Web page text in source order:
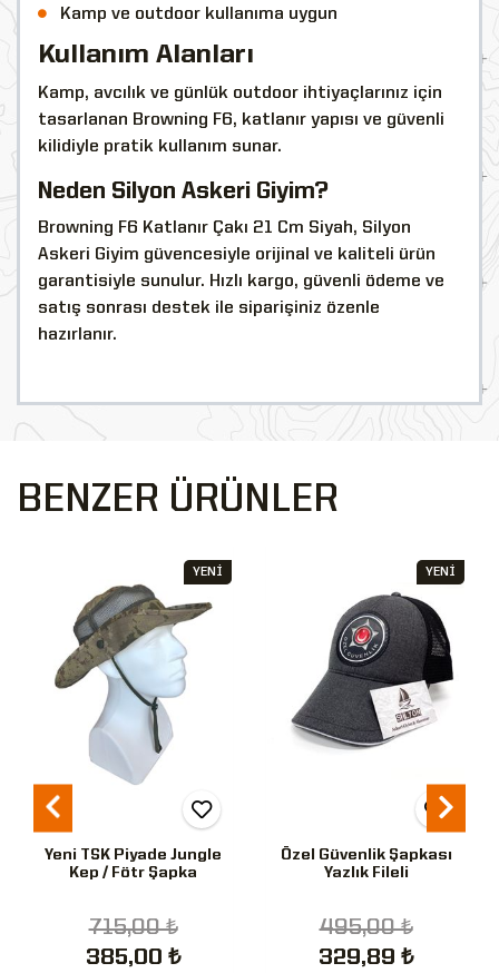
Kamp ve outdoor kullanıma uygun
Kullanım Alanları
Kamp, avcılık ve günlük outdoor ihtiyaçlarınız için
tasarlanan Browning F6, katlanır yapısı ve güvenli
kilidiyle pratik kullanım sunar.
Neden Silyon Askeri Giyim?
Browning F6 Katlanır Çakı 21 Cm Siyah, Silyon
Askeri Giyim güvencesiyle orijinal ve kaliteli ürün
garantisiyle sunulur. Hızlı kargo, güvenli ödeme ve
satış sonrası destek ile siparişiniz özenle
hazırlanır.
BENZER ÜRÜNLER
Yeni TSK Piyade Jungle
Kep / Fötr Şapka
715,00 ₺
385,00 ₺
YENİ
Özel Güvenlik Şapkası
Yazlık Fileli
495,00 ₺
329,89 ₺
YENİ